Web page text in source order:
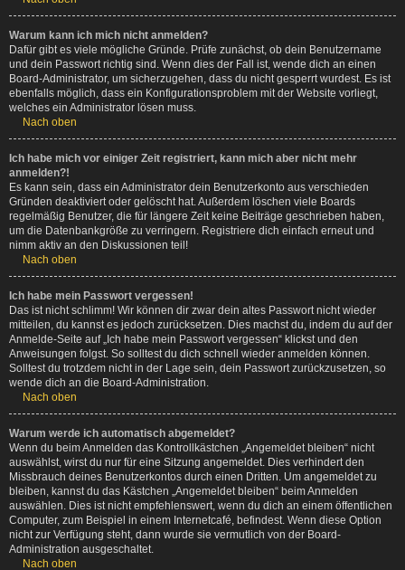
Warum kann ich mich nicht anmelden?
Dafür gibt es viele mögliche Gründe. Prüfe zunächst, ob dein Benutzername
und dein Passwort richtig sind. Wenn dies der Fall ist, wende dich an einen
Board-Administrator, um sicherzugehen, dass du nicht gesperrt wurdest. Es ist
ebenfalls möglich, dass ein Konfigurationsproblem mit der Website vorliegt,
welches ein Administrator lösen muss.
Nach oben
Ich habe mich vor einiger Zeit registriert, kann mich aber nicht mehr
anmelden?!
Es kann sein, dass ein Administrator dein Benutzerkonto aus verschieden
Gründen deaktiviert oder gelöscht hat. Außerdem löschen viele Boards
regelmäßig Benutzer, die für längere Zeit keine Beiträge geschrieben haben,
um die Datenbankgröße zu verringern. Registriere dich einfach erneut und
nimm aktiv an den Diskussionen teil!
Nach oben
Ich habe mein Passwort vergessen!
Das ist nicht schlimm! Wir können dir zwar dein altes Passwort nicht wieder
mitteilen, du kannst es jedoch zurücksetzen. Dies machst du, indem du auf der
Anmelde-Seite auf „Ich habe mein Passwort vergessen“ klickst und den
Anweisungen folgst. So solltest du dich schnell wieder anmelden können.
Solltest du trotzdem nicht in der Lage sein, dein Passwort zurückzusetzen, so
wende dich an die Board-Administration.
Nach oben
Warum werde ich automatisch abgemeldet?
Wenn du beim Anmelden das Kontrollkästchen „Angemeldet bleiben“ nicht
auswählst, wirst du nur für eine Sitzung angemeldet. Dies verhindert den
Missbrauch deines Benutzerkontos durch einen Dritten. Um angemeldet zu
bleiben, kannst du das Kästchen „Angemeldet bleiben“ beim Anmelden
auswählen. Dies ist nicht empfehlenswert, wenn du dich an einem öffentlichen
Computer, zum Beispiel in einem Internetcafé, befindest. Wenn diese Option
nicht zur Verfügung steht, dann wurde sie vermutlich von der Board-
Administration ausgeschaltet.
Nach oben